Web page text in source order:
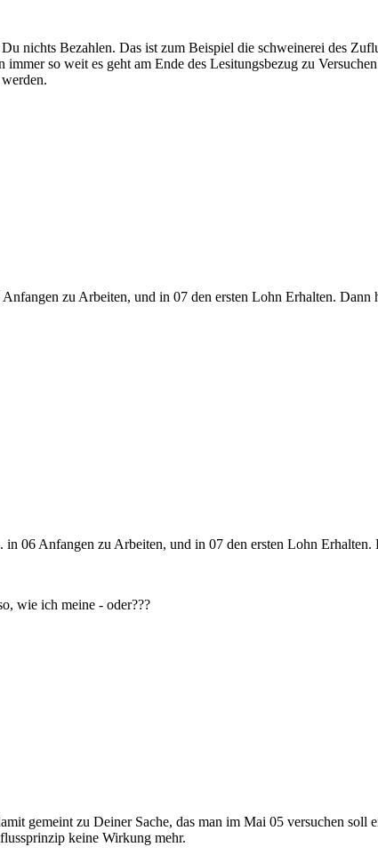
nichts Bezahlen. Das ist zum Beispiel die schweinerei des
so weit es geht am Ende des Lesitungsbezug zu
zu Arbeiten, und in 07 den ersten Lohn Erhalten.
06 Anfangen zu Arbeiten, und in 07 den ersten Lohn
wie ich meine - oder???
gemeint zu Deiner Sache, das man im Mai 05 versuchen
keine Wirkung mehr.